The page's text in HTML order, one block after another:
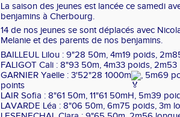
La saison des jeunes est lancée ce samedi
benjamins à Cherbourg.
14 de nos jeunes se sont déplacés avec
Melanie et des parents de nos benjamins.
BAILLEUL Lilou : 9"28 50m, 4m19 poids,
FALIGOT Cali : 8"93 50m, 4m33 poids,
GARNIER Yaëlle : 3'52"28 1000m
, 5m69
points
LAIR Sofia : 8"61 50m, 11"61 50mH, 5m39
LAVARDE Léa : 8"06 50m, 6m75 poids, 3m